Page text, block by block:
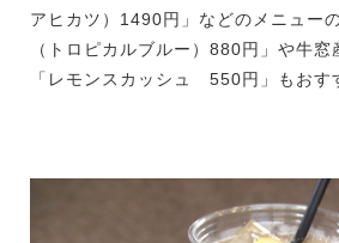
アヒカツ）1490円」などのメニュー
（トロピカルブルー）880円」や牛窓
「レモンスカッシュ 550円」もおす